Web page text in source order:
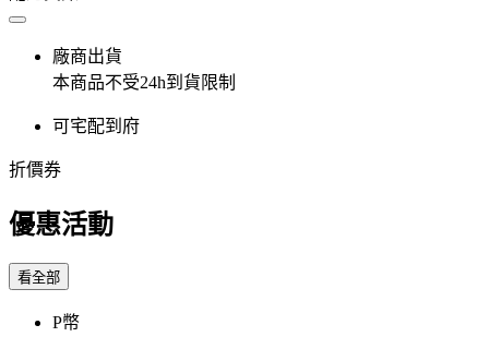
廠商出貨
本商品不受24h到貨限制
可宅配到府
折價券
優惠活動
看全部
P幣